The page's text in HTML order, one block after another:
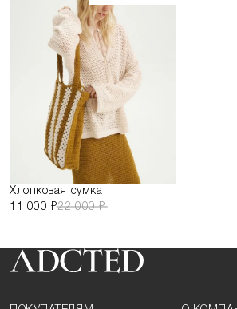
Хлопковая сумка
11 000 ₽22 000 ₽